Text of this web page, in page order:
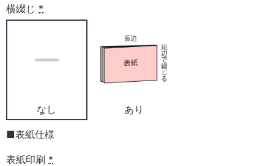
横綴じ *
なし あり
■表紙仕様
表紙印刷 *